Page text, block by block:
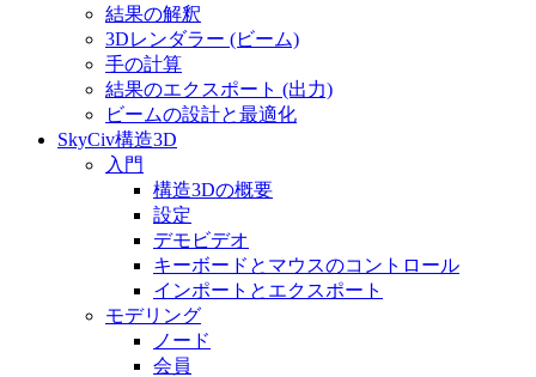
結果の解釈
3Dレンダラー (ビーム)
手の計算
結果のエクスポート (出力)
ビームの設計と最適化
SkyCiv構造3D
入門
構造3Dの概要
設定
デモビデオ
キーボードとマウスのコントロール
インポートとエクスポート
モデリング
ノード
会員